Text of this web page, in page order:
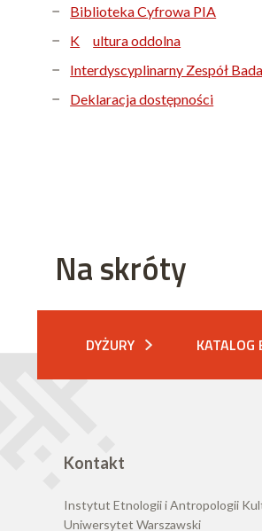
Biblioteka Cyfrowa PIA
K
ultura oddolna
Interdyscyplinarny Zespół
Deklaracja dostępności
Na skróty
DYŻURY KATALOG
Kontakt
Instytut Etnologii i Antropologii
Uniwersytet Warszawski